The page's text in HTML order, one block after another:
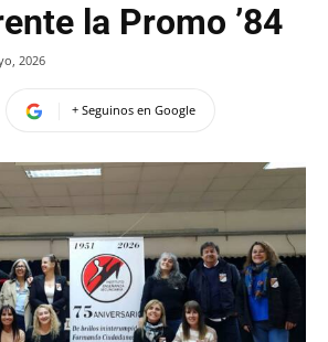
la Promo ’84
2026
+ Seguinos en Google